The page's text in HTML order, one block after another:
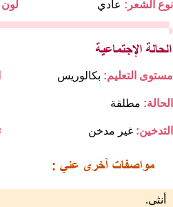
نوع الشعر: عادي
مستوى التعليم: بكالوريس
الحالة: مطلقة
التدخين: غير مدخن
أنثى.